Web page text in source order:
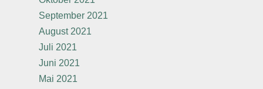
September 2021
August 2021
Juli 2021
Juni 2021
Mai 2021